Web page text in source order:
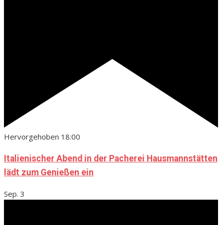
Hervorgehoben 18:00
Italienischer Abend in der Pacherei Hausmannstätten
lädt zum Genießen ein
Sep. 3